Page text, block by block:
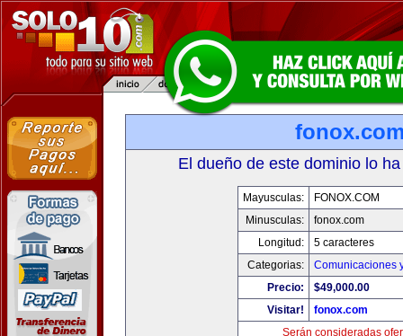
El dueño de este dominio lo
Mayusculas:
FONOX.COM
Minusculas:
fonox.com
Longitud:
5 caracteres
Categorias:
Comunicaciones
Precio:
$49,000.00
Visitar!
fonox.com
Serán consideradas